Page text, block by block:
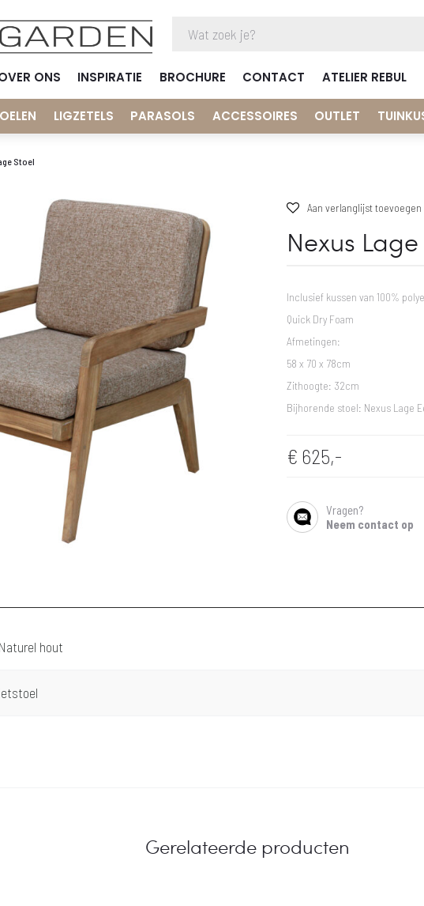
ONS INSPIRATIE BROCHURE CONTACT ATELIER REBUL
LIGZETELS PARASOLS ACCESSOIRES OUTLET
Stoel
Aan verlanglijst toevoegen
Nexus
Inclusief kussen van 100%
Quick Dry Foam
Afmetingen:
58 x 70 x 78cm
Zithoogte: 32cm
Bijhorende stoel: Nexus Lage
€ 625,-
SHARE
Vragen?
Neem contact op
hout
Gerelateerde producten